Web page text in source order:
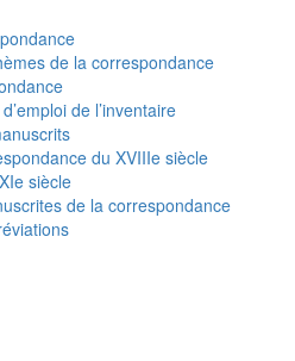
de la correspondance
de l’inventaire
du XVIIIe siècle
siècle
de la correspondance